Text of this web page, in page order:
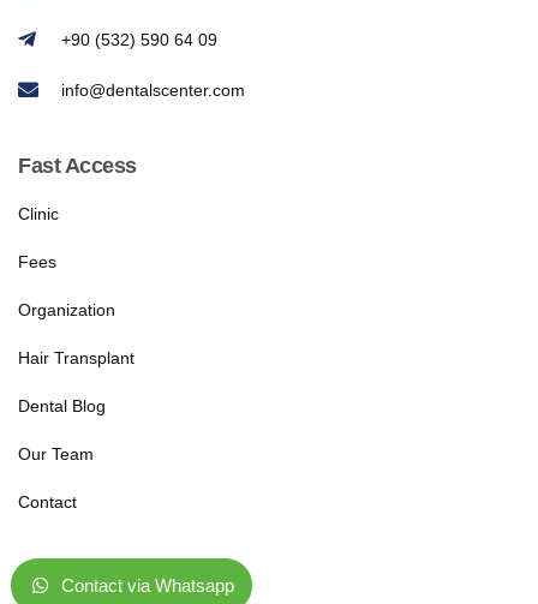
+90 (532) 590 64 09
info@dentalscenter.com
Fast Access
Clinic
Fees
Organization
Hair Transplant
Dental Blog
Our Team
Contact
Care dental
Contact via Whatsapp